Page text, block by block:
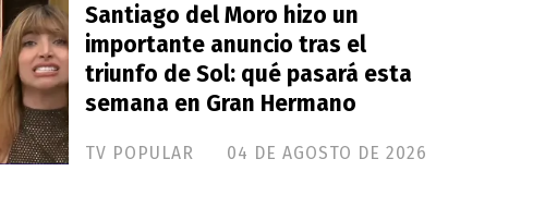
Santiago del Moro hizo un
importante anuncio tras el
triunfo de Sol: qué pasará esta
semana en Gran Hermano
TV POPULAR 04 DE AGOSTO DE 2026